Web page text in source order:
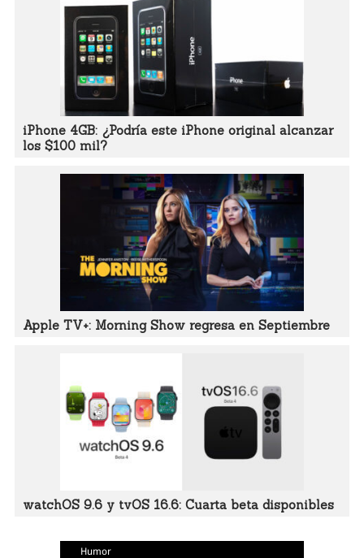
iPhone 4GB: ¿Podría este iPhone original alcanzar
los $100 mil?
Apple TV+: Morning Show regresa en Septiembre
watchOS 9.6 y tvOS 16.6: Cuarta beta disponibles
Humor